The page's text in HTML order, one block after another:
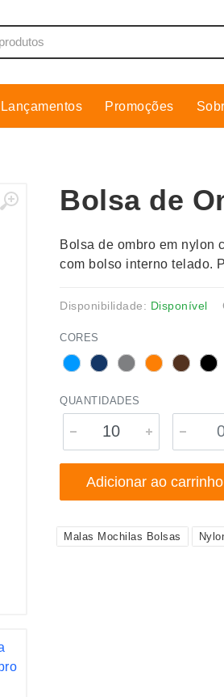
Cooler
Cozinha
Cuidados Pessoais
Lançamentos Promoções
Bolsa de
Bolsa de ombro em nylon
com bolso interno telado.
Disponibilidade: Disponível
CORES
QUANTIDADES
Adicionar ao carrinho
Malas Mochilas Bolsas